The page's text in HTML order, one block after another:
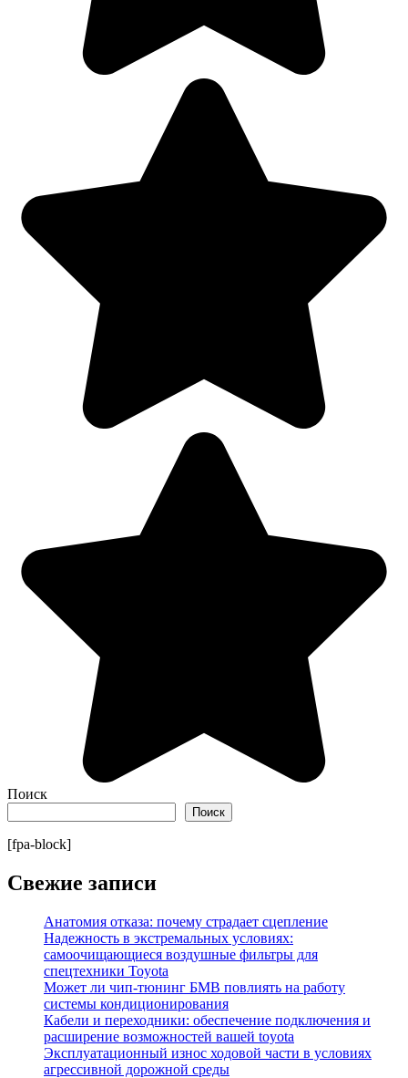
Поиск
Поиск
[fpa-block]
Свежие записи
Анатомия отказа: почему страдает сцепление
Надежность в экстремальных условиях:
самоочищающиеся воздушные фильтры для
спецтехники Toyota
Может ли чип-тюнинг БМВ повлиять на работу
системы кондиционирования
Кабели и переходники: обеспечение подключения и
расширение возможностей вашей toyota
Эксплуатационный износ ходовой части в условиях
агрессивной дорожной среды